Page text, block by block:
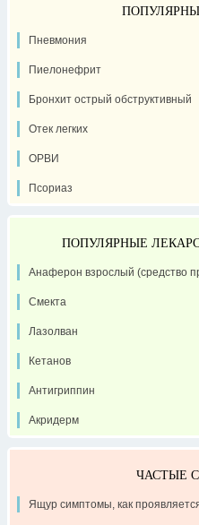
Пневмония
Пиелонефрит
Бронхит острый обструктивный
Отек легких
ОРВИ
Псориаз
ПОПУЛЯРНЫЕ
Анаферон взрослый (средство
Смекта
Лазолван
Кетанов
Антигриппин
Акридерм
ЧАСТЫЕ
Ящур симптомы, как